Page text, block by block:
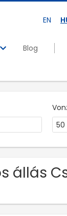
EN
Blog
50
állás